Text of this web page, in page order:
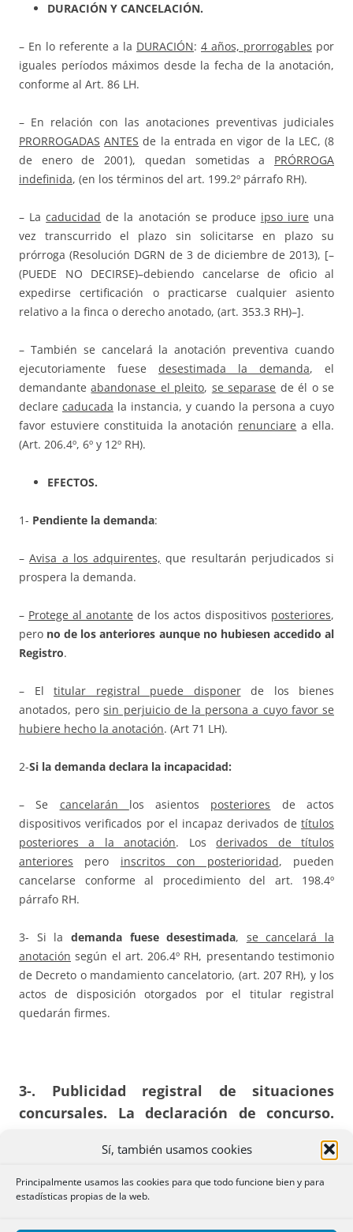
Sí, también usamos cookies
Principalmente usamos las cookies para que todo funcione bien y para
estadísticas propias de la web.
DURACIÓN Y CANCELACIÓN.
– En lo referente a la DURACIÓN: 4 años, prorrogables por
iguales períodos máximos desde la fecha de la anotación,
conforme al Art. 86 LH.
– En relación con las anotaciones preventivas judiciales
PRORROGADAS ANTES de la entrada en vigor de la LEC, (8
de enero de 2001), quedan sometidas a PRÓRROGA
indefinida, (en los términos del art. 199.2º párrafo RH).
– Lacaducidad de la anotación se produce ipso iure una
vez transcurrido el plazo sin solicitarse en plazo su
prórroga (Resolución DGRN de 3 de diciembre de 2013), [–
(PUEDE NO DECIRSE)–debiendo cancelarse de oficio al
expedirse certificación o practicarse cualquier asiento
relativo a la finca o derecho anotado, (art. 353.3 RH)–].
– También se cancelará la anotación preventiva cuando
ejecutoriamente fuese desestimada la demanda, el
demandanteabandonase el pleito, se separase de él o se
declare caducada la instancia, y cuando la persona a cuyo
favor estuviere constituida la anotación renunciare a ella.
(Art. 206.4º, 6º y 12º RH).
EFECTOS.
1- Pendiente la demanda:
–Avisa a los adquirentes, que resultarán perjudicados si
prospera la demanda.
– Protege al anotante de los actos dispositivos posteriores,
pero no de los anteriores aunque no hubiesen accedido al
Registro.
– El titular registral puede disponerde los bienes
anotados, perosin perjuicio de la persona a cuyo favor se
hubiere hecho la anotación. (Art 71 LH).
2-Si la demanda declara la incapacidad:
– Se cancelarán los asientos posteriores de actos
dispositivos verificados por el incapaz derivados de títulos
posteriores a la anotación. Losderivados de títulos
anteriores pero inscritos con posterioridad, pueden
cancelarse conforme al procedimiento del art. 198.4º
párrafo RH.
3- Si la demanda fuese desestimada, se cancelará la
anotación según el art. 206.4º RH, presentando testimonio
de Decreto o mandamiento cancelatorio, (art. 207 RH), y los
actos de disposición otorgados por el titular registral
quedarán firmes.
3-. Publicidad registral de situaciones
concursales. La declaración de concurso.
clases. Aspectos registrales de la
liquidación definitiva.